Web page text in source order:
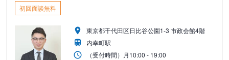
初回面談無料
東京都千代田区日比谷公園1-3 市政会館4階
内幸町駅
（受付時間） 月10:00 - 19:00